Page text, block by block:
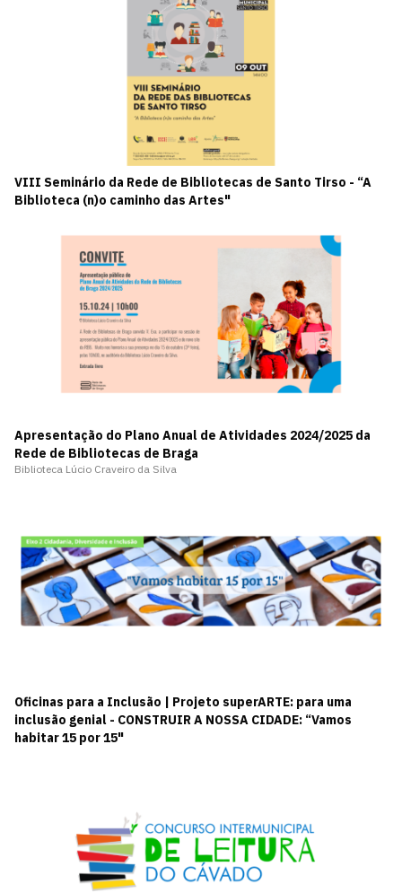
VIII Seminário da Rede de Bibliotecas de Santo Tirso - “A
Biblioteca (n)o caminho das Artes"
Apresentação do Plano Anual de Atividades 2024/2025 da
Rede de Bibliotecas de Braga
Biblioteca Lúcio Craveiro da Silva
Oficinas para a Inclusão | Projeto superARTE: para uma
inclusão genial - CONSTRUIR A NOSSA CIDADE: “Vamos
habitar 15 por 15"